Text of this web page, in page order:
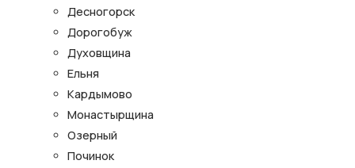
Десногорск
Дорогобуж
Духовщина
Ельня
Кардымово
Монастырщина
Озерный
Починок